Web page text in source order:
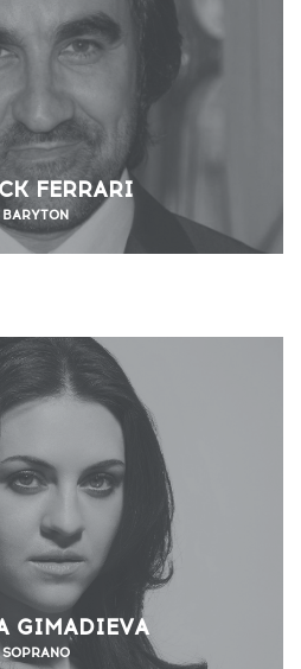
FERRARI
BARYTON
GIMADIEVA
SOPRANO